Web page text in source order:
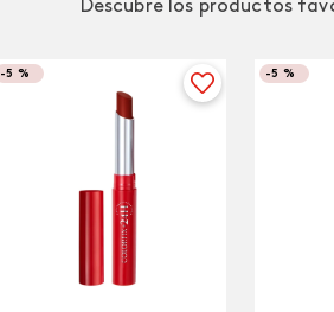
Descubre los productos
-5 % -5 %